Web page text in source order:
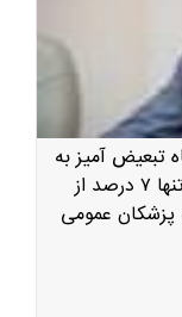
تبعیض آمیز به
پزشکان عمومی آزار دهنده است/ تعلق تنها ۷ درصد از
عمومی